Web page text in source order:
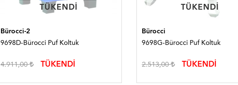
TÜKENDI
TÜKENDI
Bürocci-2
9698D-Bürocci Puf Koltuk
4.911,00 TÜKENDİ
TÜKENDI
TÜKENDI
Bürocci
9698G-Bürocci Puf Koltuk
2.513,00 TÜKENDİ